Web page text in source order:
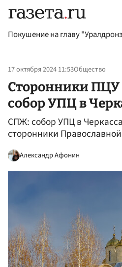
Покушение на главу
17 октября 2024 11:53Общество
Сторонники ПЦУ
собор УПЦ в
СПЖ: собор УПЦ в
сторонники
Александр Афонин